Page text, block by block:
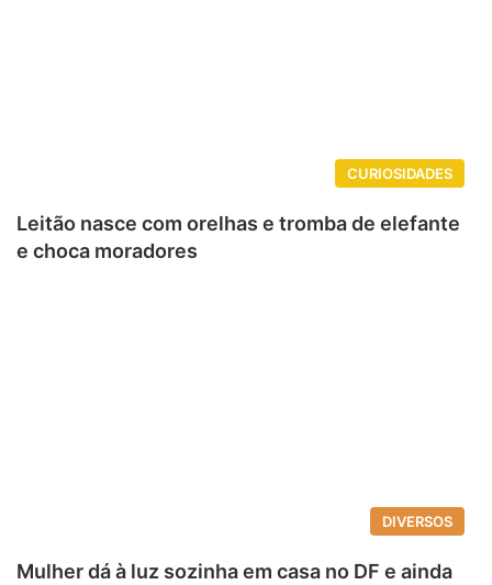
CURIOSIDADES
Leitão nasce com orelhas e tromba de elefante
e choca moradores
DIVERSOS
Mulher dá à luz sozinha em casa no DF e ainda